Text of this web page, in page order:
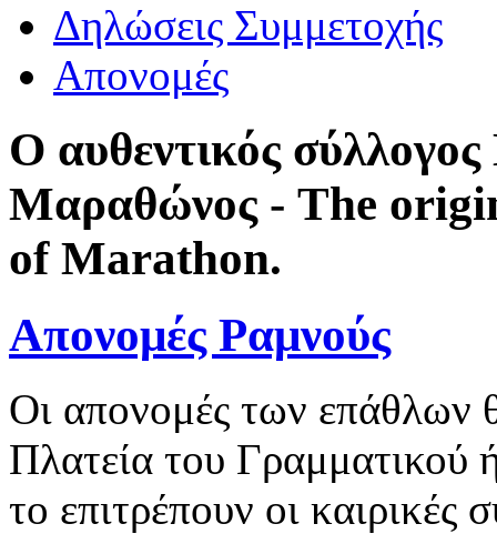
Δηλώσεις Συμμετοχής
Απονομές
Ο αυθεντικός
Μαραθώνος - The
of Marathon.
Απονομές Ραμνούς
Οι απονομές των επάθλων
Πλατεία του Γραμματικού
το επιτρέπουν οι καιρικές